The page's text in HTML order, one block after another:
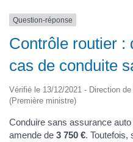
Question-réponse
Contrôle routier :
cas de conduite
Vérifié le 13/12/2021 - Direction
(Première ministre)
Conduire sans assurance
amende de 3 750 €. Toutefois,